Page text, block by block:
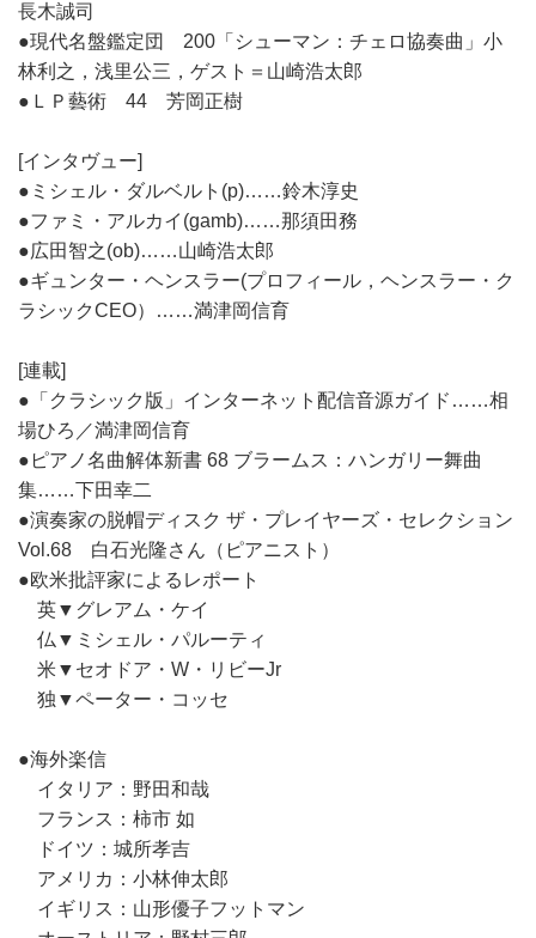
長木誠司
●現代名盤鑑定団 200「シューマン：チェロ協奏曲」小
林利之，浅里公三，ゲスト＝山崎浩太郎
●ＬＰ藝術 44 芳岡正樹
[インタヴュー]
●ミシェル・ダルベルト(p)……鈴木淳史
●ファミ・アルカイ(gamb)……那須田務
●広田智之(ob)……山崎浩太郎
●ギュンター・ヘンスラー(プロフィール，ヘンスラー・ク
ラシックCEO）……満津岡信育
[連載]
●「クラシック版」インターネット配信音源ガイド……相
場ひろ／満津岡信育
●ピアノ名曲解体新書 68 ブラームス：ハンガリー舞曲
集……下田幸二
●演奏家の脱帽ディスク ザ・プレイヤーズ・セレクション
Vol.68 白石光隆さん（ピアニスト）
●欧米批評家によるレポート
英▼グレアム・ケイ
仏▼ミシェル・パルーティ
米▼セオドア・W・リビーJr
独▼ペーター・コッセ
●海外楽信
イタリア：野田和哉
フランス：柿市 如
ドイツ：城所孝吉
アメリカ：小林伸太郎
イギリス：山形優子フットマン